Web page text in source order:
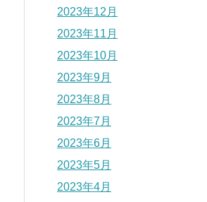
2023年12月
2023年11月
2023年10月
2023年9月
2023年8月
2023年7月
2023年6月
2023年5月
2023年4月